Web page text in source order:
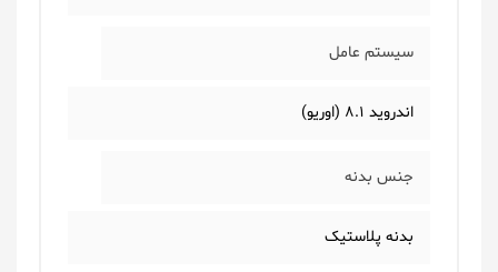
سیستم عامل
اندروید 8.1 (اوریو)
جنس بدنه
بدنه پلاستیک